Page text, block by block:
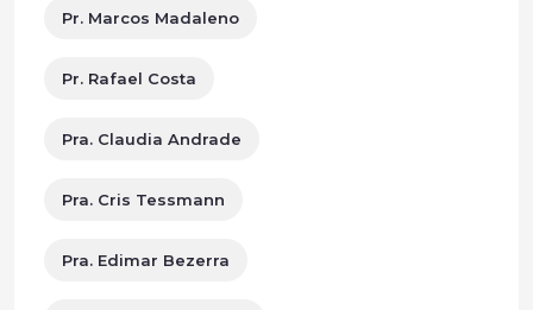
Pr. Marcos Madaleno
Pr. Rafael Costa
Pra. Claudia Andrade
Pra. Cris Tessmann
Pra. Edimar Bezerra